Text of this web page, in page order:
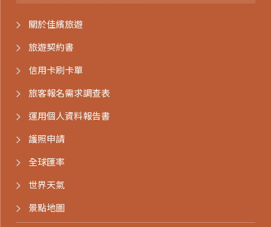
關於佳繽旅遊
旅遊契約書
信用卡刷卡單
旅客報名需求調查表
運用個人資料報告書
護照申請
全球匯率
世界天氣
景點地圖